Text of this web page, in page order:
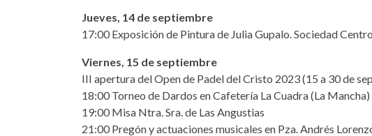
Jueves, 14 de septiembre
17:00 Exposición de Pintura de Julia Gupalo. Sociedad
Viernes, 15 de septiembre
III apertura del Open de Padel del Cristo 2023 (15 a 30 de
18:00 Torneo de Dardos en Cafetería La Cuadra (La Mancha)
19:00 Misa Ntra. Sra. de Las Angustias
21:00 Pregón y actuaciones musicales en Pza. Andrés